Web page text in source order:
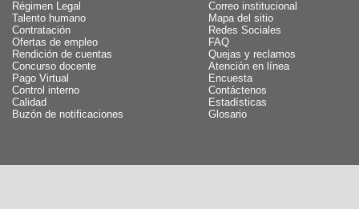
Régimen Legal
Talento humano
Contratación
Ofertas de empleo
Rendición de cuentas
Concurso docente
Pago Virtual
Control interno
Calidad
Buzón de notificaciones
Correo institucional
Mapa del sitio
Redes Sociales
FAQ
Quejas y reclamos
Atención en línea
Encuesta
Contáctenos
Estadísticas
Glosario